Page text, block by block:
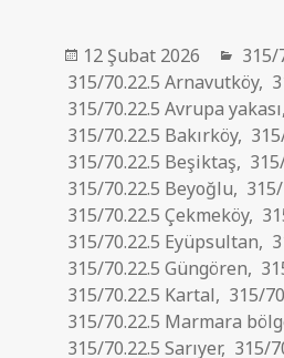
Yayın
tarihi
12 Şubat 2026 315/
315/70.22.5 Arnavutköy,
315/70.22.5 Avrupa yakası,
315/70.22.5 Bakırköy,
315/70.22.5 Beşiktaş,
315/70.22.5 Beyoğlu,
315/70.22.5 Çekmeköy,
315/70.22.5 Eyüpsultan,
315/70.22.5 Güngören,
315/70.22.5 Kartal, 315/
315/70.22.5 Marmara
315/70.22.5 Sarıyer, 315/